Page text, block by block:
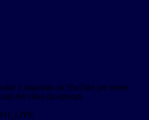
è impostato da YouTube per tenere
dei video incorporati.